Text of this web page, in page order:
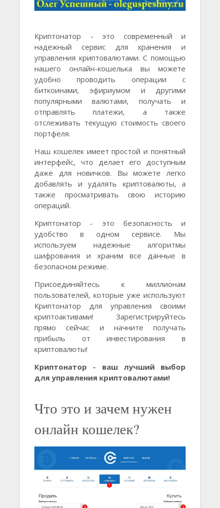
Криптонатор - это современный и
надежный сервис для хранения и
управления криптовалютами. С помощью
нашего онлайн-кошелька вы можете
удобно проводить операции с
биткоинами, эфириумом и другими
популярными валютами, получать и
отправлять платежи, а также
отслеживать текущую стоимость своего
портфеля.
Наш кошелек имеет простой и понятный
интерфейс, что делает его доступным
даже для новичков. Вы можете легко
добавлять и удалять криптовалюты, а
также просматривать свою историю
операций.
Криптонатор - это безопасность и
удобство в одном сервисе. Мы
используем надежные алгоритмы
шифрования и храним все данные в
безопасном режиме.
Присоединяйтесь к миллионам
пользователей, которые уже используют
Криптонатор для управления своими
криптоактивами! Зарегистрируйтесь
прямо сейчас и начните получать
прибыль от инвестирования в
криптовалюты!
Криптонатор - ваш лучший выбор
для управления криптовалютами!
Что это и зачем нужен
онлайн кошелек?